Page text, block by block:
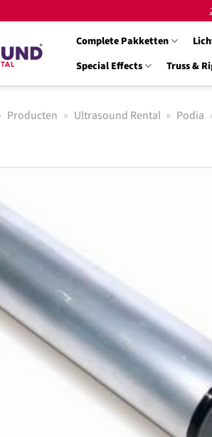
Complete Pakketten
Special Effects
Truss &
Producten » Ultrasound Rental » Podia